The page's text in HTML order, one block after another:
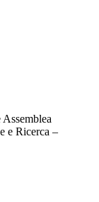
e Ricerca –